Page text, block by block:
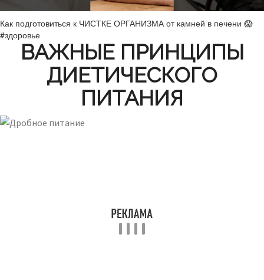
Как подготовиться к ЧИСТКЕ ОРГАНИЗМА от камней в печени 😱
#здоровье
ВАЖНЫЕ ПРИНЦИПЫ
ДИЕТИЧЕСКОГО
ПИТАНИЯ